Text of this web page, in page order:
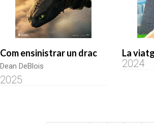
Com ensinistrar un drac
Dean DeBlois
2025
La
2024